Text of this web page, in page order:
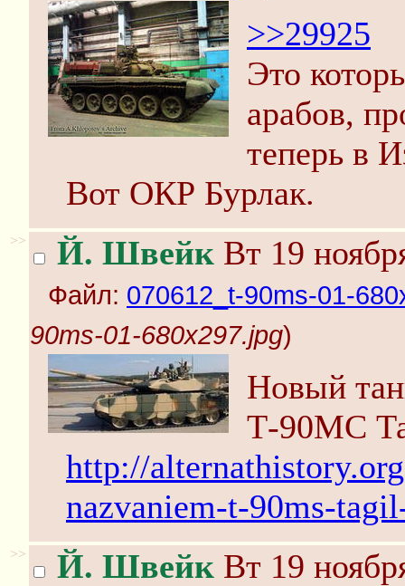
>>29925
Это
арабов,
теперь в
Вот ОКР Бурлак.
>> Й. Швейк Вт 19
Файл: 070612_t-90ms-01-
90ms-01-680x297.jpg)
Новый
Т-90МС
http://
nazvaniem-t-90ms-
>> Й. Швейк Вт 19